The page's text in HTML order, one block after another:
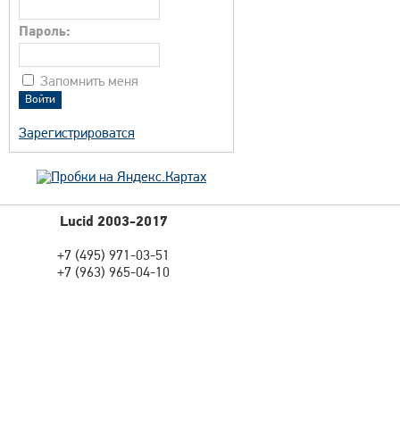
Пароль:
Запомнить меня
Зарегистрироватся
Lucid 2003-2017
+7 (495) 971-03-51
+7 (963) 965-04-10